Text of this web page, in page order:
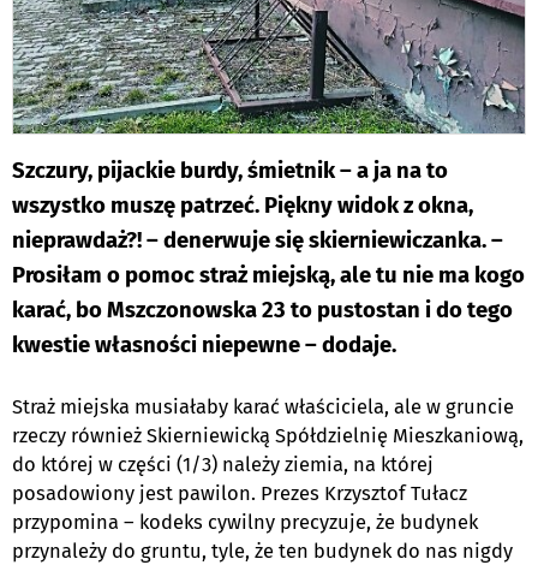
Szczury, pijackie burdy, śmietnik – a ja na to
wszystko muszę patrzeć. Piękny widok z okna,
nieprawdaż?! – denerwuje się skierniewiczanka. –
Prosiłam o pomoc straż miejską, ale tu nie ma kogo
karać, bo Mszczonowska 23 to pustostan i do tego
kwestie własności niepewne – dodaje.
Straż miejska musiałaby karać właściciela, ale w gruncie
rzeczy również Skierniewicką Spółdzielnię Mieszkaniową,
do której w części (1/3) należy ziemia, na której
posadowiony jest pawilon. Prezes Krzysztof Tułacz
przypomina – kodeks cywilny precyzuje, że budynek
przynależy do gruntu, tyle, że ten budynek do nas nigdy